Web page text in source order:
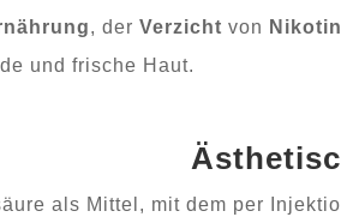
, der Verzicht von Nikotin
und frische Haut.
als Mittel, mit dem per